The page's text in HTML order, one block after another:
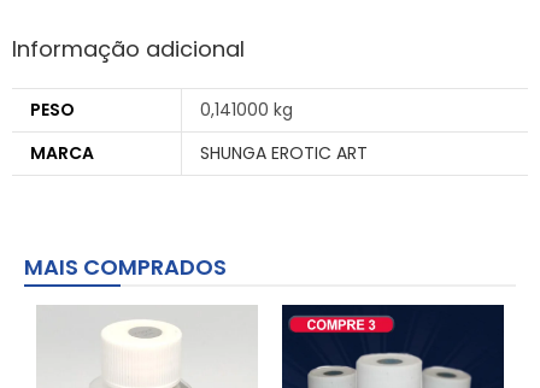
Informação adicional
PESO
0,141000 kg
MARCA
SHUNGA EROTIC ART
MAIS COMPRADOS